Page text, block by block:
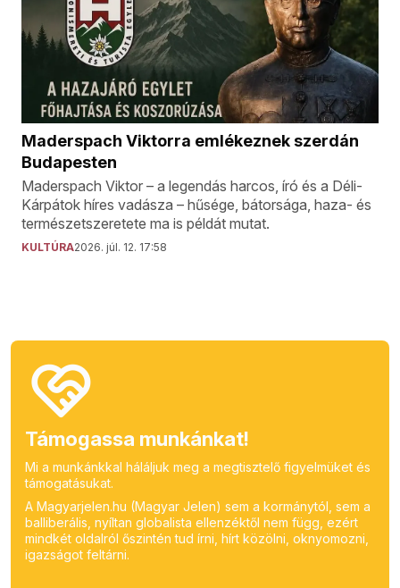
Maderspach Viktorra emlékeznek szerdán
Budapesten
Maderspach Viktor – a legendás harcos, író és a Déli-
Kárpátok híres vadásza – hűsége, bátorsága, haza- és
természetszeretete ma is példát mutat.
KULTÚRA2026. júl. 12. 17:58
Támogassa munkánkat!
Mi a munkánkkal háláljuk meg a megtisztelő figyelmüket és
támogatásukat.
A Magyarjelen.hu (Magyar Jelen) sem a kormánytól, sem a
balliberális, nyíltan globalista ellenzéktől nem függ, ezért
mindkét oldalról őszintén tud írni, hírt közölni, oknyomozni,
igazságot feltárni.